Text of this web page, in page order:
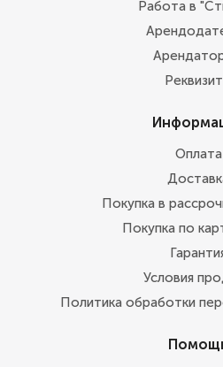
Работа в
Оплата
Покупка в
Покупка по
Условия
Политика обработки